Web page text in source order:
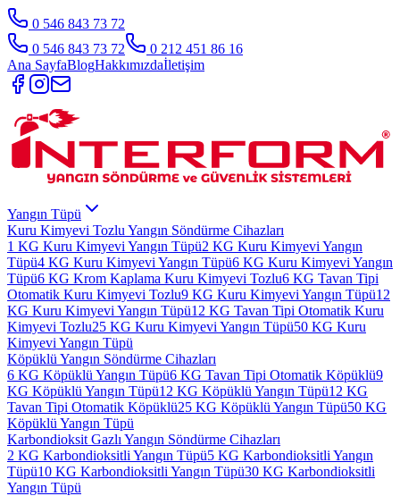
0 546 843 73 72
0 546 843 73 72
0 212 451 86 16
Ana SayfaBlogHakkımızdaİletişim
Yangın Tüpü
Kuru Kimyevi Tozlu Yangın Söndürme Cihazları
1 KG Kuru Kimyevi Yangın Tüpü2 KG Kuru Kimyevi Yangın
Tüpü4 KG Kuru Kimyevi Yangın Tüpü6 KG Kuru Kimyevi Yangın
Tüpü6 KG Krom Kaplama Kuru Kimyevi Tozlu6 KG Tavan Tipi
Otomatik Kuru Kimyevi Tozlu9 KG Kuru Kimyevi Yangın Tüpü12
KG Kuru Kimyevi Yangın Tüpü12 KG Tavan Tipi Otomatik Kuru
Kimyevi Tozlu25 KG Kuru Kimyevi Yangın Tüpü50 KG Kuru
Kimyevi Yangın Tüpü
Köpüklü Yangın Söndürme Cihazları
6 KG Köpüklü Yangın Tüpü6 KG Tavan Tipi Otomatik Köpüklü9
KG Köpüklü Yangın Tüpü12 KG Köpüklü Yangın Tüpü12 KG
Tavan Tipi Otomatik Köpüklü25 KG Köpüklü Yangın Tüpü50 KG
Köpüklü Yangın Tüpü
Karbondioksit Gazlı Yangın Söndürme Cihazları
2 KG Karbondioksitli Yangın Tüpü5 KG Karbondioksitli Yangın
Tüpü10 KG Karbondioksitli Yangın Tüpü30 KG Karbondioksitli
Yangın Tüpü